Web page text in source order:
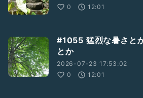
0
12:01
#1055 猛烈な暑さと
とか
2026-07-23 17:53:02
0
12:01